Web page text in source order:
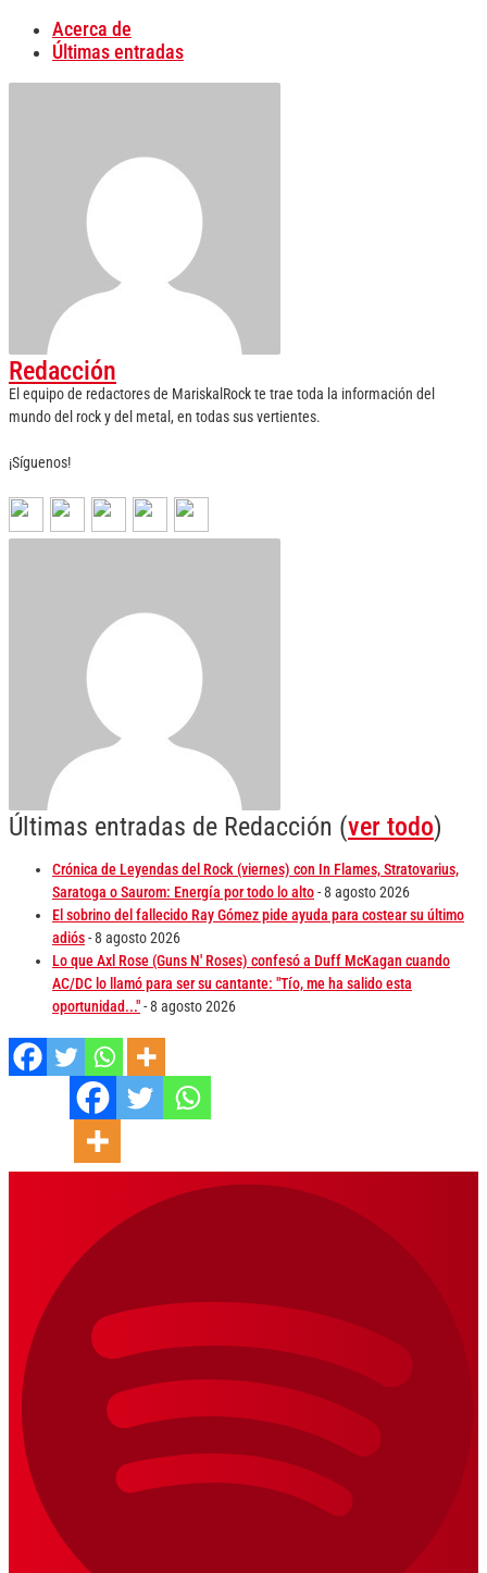
Acerca de
Últimas entradas
Redacción
El equipo de redactores de MariskalRock te trae toda la información del
mundo del rock y del metal, en todas sus vertientes.
¡Síguenos!
Últimas entradas de Redacción (ver todo)
Crónica de Leyendas del Rock (viernes) con In Flames, Stratovarius,
Saratoga o Saurom: Energía por todo lo alto- 8 agosto 2026
El sobrino del fallecido Ray Gómez pide ayuda para costear su último
adiós- 8 agosto 2026
Lo que Axl Rose (Guns N' Roses) confesó a Duff McKagan cuando
AC/DC lo llamó para ser su cantante: "Tío, me ha salido esta
oportunidad..."- 8 agosto 2026